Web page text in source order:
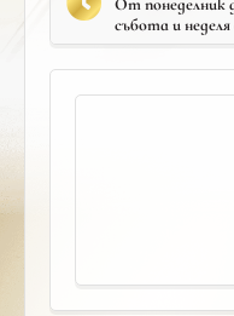
събота и